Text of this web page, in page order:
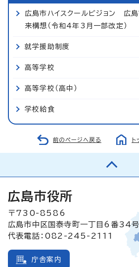
広島市ハイスクールビジョン 広
来構想（令和4年3月一部改定）
就学援助制度
高等学校
高等学校（高中）
学校給食
前のページへ戻る
広島市役所
〒730-8586
広島市中区国泰寺町一丁目6番34号
代表電話：082-245-2111
庁舎案内